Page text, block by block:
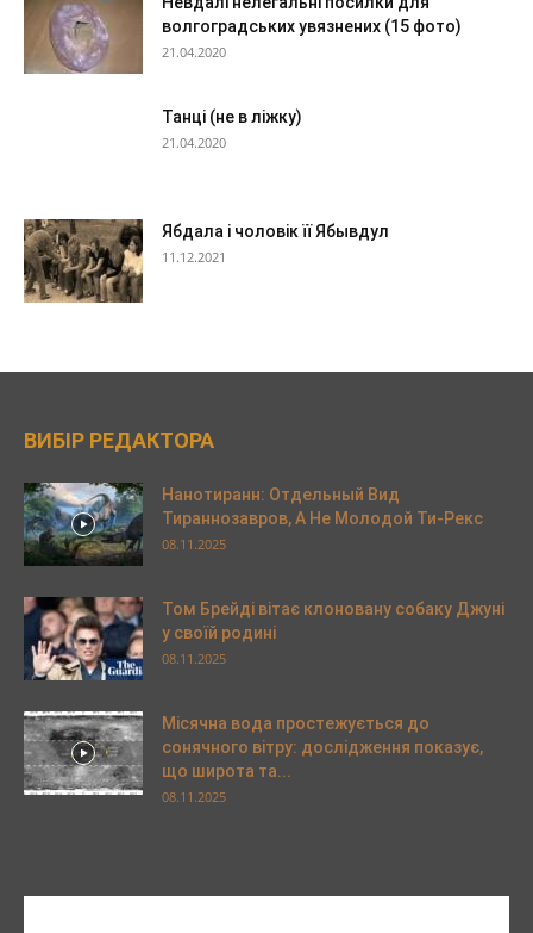
волгоградських увязнених (15 фото)
21.04.2020
Танці (не в ліжку)
21.04.2020
Ябдала і чоловік її Ябывдул
11.12.2021
ВИБІР РЕДАКТОРА
Нанотиранн: Отдельный Вид
Тираннозавров, А Не Молодой Ти-Рекс
08.11.2025
Том Брейді вітає клоновану собаку Джуні
у своїй родині
08.11.2025
Місячна вода простежується до
сонячного вітру: дослідження показує,
що широта та...
08.11.2025